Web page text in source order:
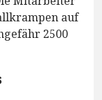
auf
2500